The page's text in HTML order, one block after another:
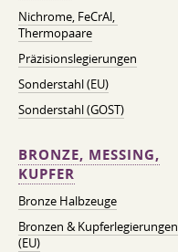
Nichrome, FeСrAl, ​​
Thermopaare
Präzisionslegierungen
Sonderstahl (EU)
Sonderstahl (GOST)
BRONZE, MESSING,
KUPFER
Bronze Halbzeuge
Bronzen & Kupferlegierungen
(EU)